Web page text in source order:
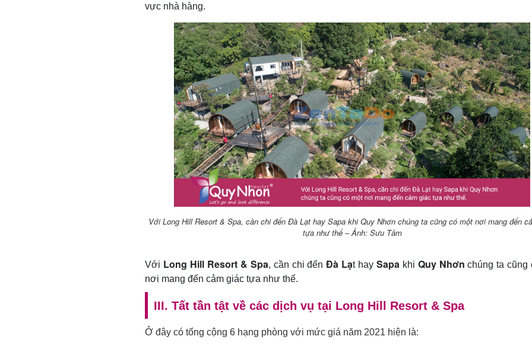
vực nhà hàng.
Với Long Hill Resort & Spa, cần chi đến Đà Lạt hay Sapa khi Quy Nhơn chúng ta cũng có một nơi mang đến
tựa như thế – Ảnh: Sưu Tầm
Với Long Hill Resort & Spa, cần chi đếnĐà Lạt hay Sapa khi Quy Nhơn chúng ta cũng
nơi mang đến cảm giác tựa như thế.
III. Tất tần tật về các dịch vụ tại Long Hill Resort & Spa
Ở đây có tổng cộng 6 hạng phòng với mức giá năm 2021 hiện là: